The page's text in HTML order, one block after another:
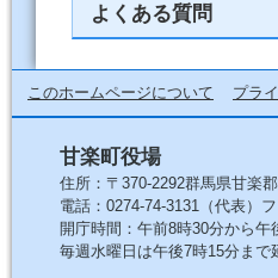
よくある質問
このホームページについて プラ
甘楽町役場
住所：〒370-2292群馬県甘楽
電話：0274-74-3131（代表）
開庁時間：午前8時30分から
毎週水曜日は午後7時15分まで